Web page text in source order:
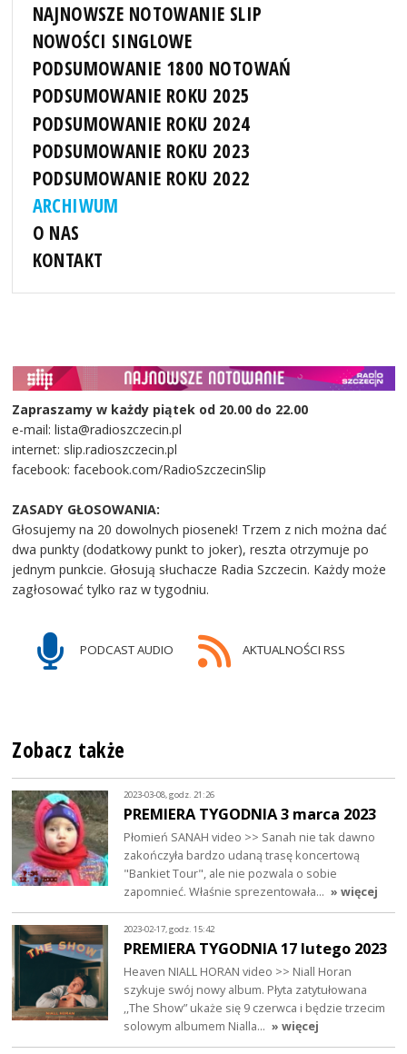
NAJNOWSZE NOTOWANIE SLIP
NOWOŚCI SINGLOWE
PODSUMOWANIE 1800 NOTOWAŃ
PODSUMOWANIE ROKU 2025
PODSUMOWANIE ROKU 2024
PODSUMOWANIE ROKU 2023
PODSUMOWANIE ROKU 2022
ARCHIWUM
O NAS
KONTAKT
Zapraszamy w każdy piątek od 20.00 do 22.00
e-mail: lista@radioszczecin.pl
internet: slip.radioszczecin.pl
facebook: facebook.com/RadioSzczecinSlip
ZASADY GŁOSOWANIA:
Głosujemy na 20 dowolnych piosenek! Trzem z nich można dać
dwa punkty (dodatkowy punkt to joker), reszta otrzymuje po
jednym punkcie. Głosują słuchacze Radia Szczecin. Każdy może
zagłosować tylko raz w tygodniu.
PODCAST AUDIO AKTUALNOŚCI RSS
Zobacz także
2023-03-08, godz. 21:26
PREMIERA TYGODNIA 3 marca 2023
Płomień SANAH video >> Sanah nie tak dawno
zakończyła bardzo udaną trasę koncertową
"Bankiet Tour", ale nie pozwala o sobie
zapomnieć. Właśnie sprezentowała… » więcej
2023-02-17, godz. 15:42
PREMIERA TYGODNIA 17 lutego 2023
Heaven NIALL HORAN video >> Niall Horan
szykuje swój nowy album. Płyta zatytułowana
,,The Show” ukaże się 9 czerwca i będzie trzecim
solowym albumem Nialla… » więcej